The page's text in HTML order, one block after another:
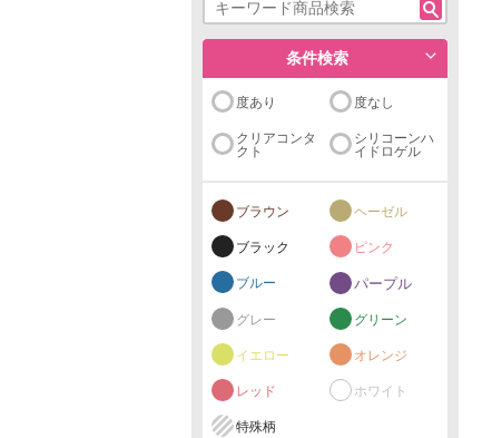
条件検索
度あり 度なし
クリアコンタ
クト
シリコーンハ
イドロゲル
ブラウン ヘーゼル
ブラック ピンク
ブルー パープル
グレー グリーン
イエロー オレンジ
レッド ホワイト
特殊柄